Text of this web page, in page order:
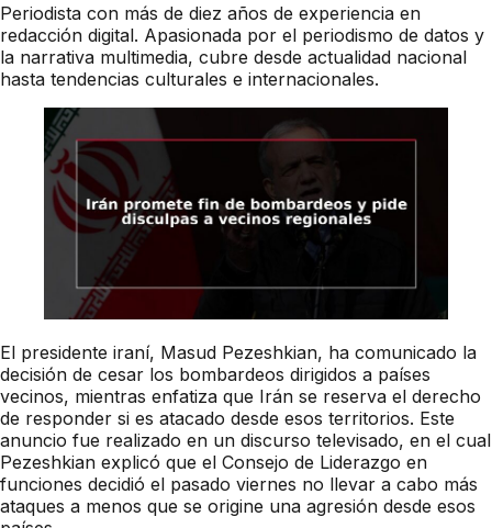
Periodista con más de diez años de experiencia en
redacción digital. Apasionada por el periodismo de datos y
la narrativa multimedia, cubre desde actualidad nacional
hasta tendencias culturales e internacionales.
El presidente iraní, Masud Pezeshkian, ha comunicado la
decisión de cesar los bombardeos dirigidos a países
vecinos, mientras enfatiza que Irán se reserva el derecho
de responder si es atacado desde esos territorios. Este
anuncio fue realizado en un discurso televisado, en el cual
Pezeshkian explicó que el Consejo de Liderazgo en
funciones decidió el pasado viernes no llevar a cabo más
ataques a menos que se origine una agresión desde esos